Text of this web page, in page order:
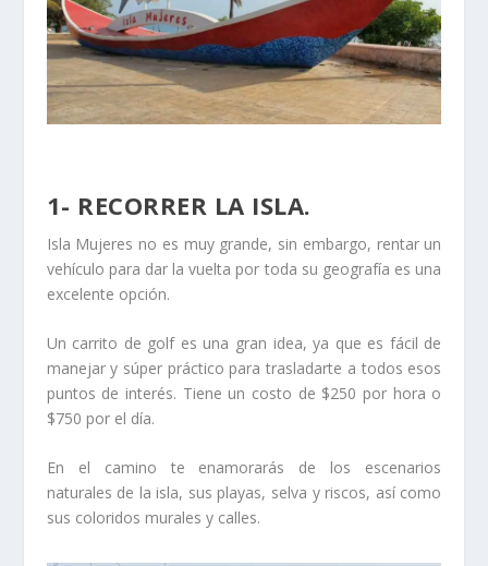
1- RECORRER LA ISLA.
Isla Mujeres no es muy grande, sin embargo, rentar un
vehículo para dar la vuelta por toda su geografía es una
excelente opción.
Un carrito de golf es una gran idea, ya que es fácil de
manejar y súper práctico para trasladarte a todos esos
puntos de interés. Tiene un costo de $250 por hora o
$750 por el día.
En el camino te enamorarás de los escenarios
naturales de la isla, sus playas, selva y riscos, así como
sus coloridos murales y calles.